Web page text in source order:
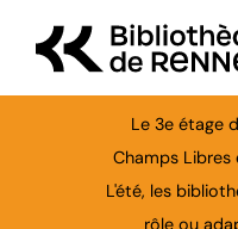
Le 3e étage
Champs
L'été, les
rôle ou